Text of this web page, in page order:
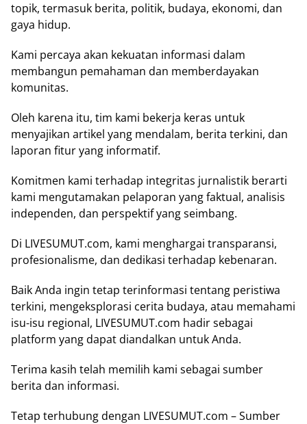
topik, termasuk berita, politik, budaya, ekonomi, dan
gaya hidup.
Kami percaya akan kekuatan informasi dalam
membangun pemahaman dan memberdayakan
komunitas.
Oleh karena itu, tim kami bekerja keras untuk
menyajikan artikel yang mendalam, berita terkini, dan
laporan fitur yang informatif.
Komitmen kami terhadap integritas jurnalistik berarti
kami mengutamakan pelaporan yang faktual, analisis
independen, dan perspektif yang seimbang.
Di LIVESUMUT.com, kami menghargai transparansi,
profesionalisme, dan dedikasi terhadap kebenaran.
Baik Anda ingin tetap terinformasi tentang peristiwa
terkini, mengeksplorasi cerita budaya, atau memahami
isu-isu regional, LIVESUMUT.com hadir sebagai
platform yang dapat diandalkan untuk Anda.
Terima kasih telah memilih kami sebagai sumber
berita dan informasi.
Tetap terhubung dengan LIVESUMUT.com – Sumber